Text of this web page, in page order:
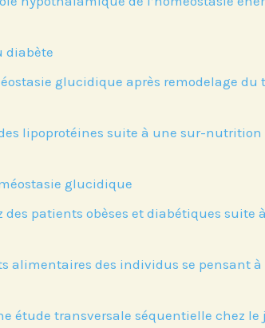
diabète
glucidique après remodelage du
lipoprotéines suite à une sur-nutrition
glucidique
patients obèses et diabétiques suite
alimentaires des individus se pensant à
étude transversale séquentielle chez